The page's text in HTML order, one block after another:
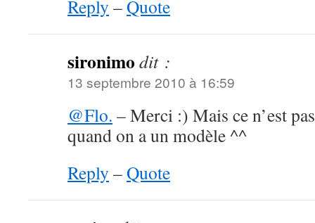
Reply –Quote
sironimo dit :
13 septembre 2010 à 16:59
@Flo. – Merci :) Mais ce n’est
quand on a un modèle ^^
Reply –Quote